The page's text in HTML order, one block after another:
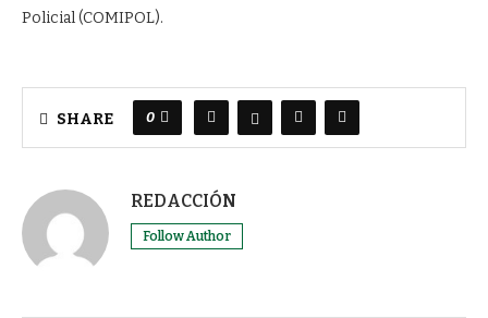
Policial (COMIPOL).
SHARE 0
REDACCIÓN
Follow Author